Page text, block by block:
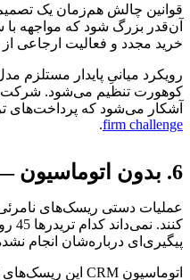
قوانین چالش هم‌زمان یک
آن‌قدر بزرگ شود که مواجهه
خرید مجدد و فعالیت ارجاعی
رویکرد میانیِ پایدار مستلزم
کوهورت تنظیم می‌شود.
آشکار می‌شود که پرداخت‌های
firm challenge
.
6. بدون اتوماسیون — همه‌چیز بر فرآیندهای دستی اجرا می‌شد
عملیات دستی ریسک‌های
پیگیری‌ای درباره‌شان انجام